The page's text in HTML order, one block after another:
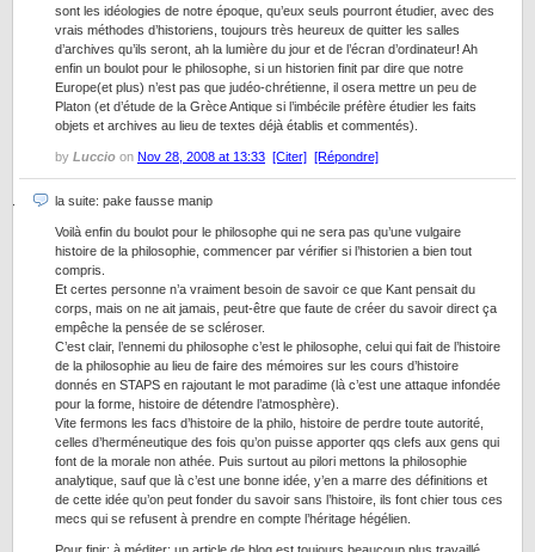
sont les idéologies de notre époque, qu’eux seuls pourront étudier, avec des
vrais méthodes d’historiens, toujours très heureux de quitter les salles
d’archives qu’ils seront, ah la lumière du jour et de l’écran d’ordinateur! Ah
enfin un boulot pour le philosophe, si un historien finit par dire que notre
Europe(et plus) n’est pas que judéo-chrétienne, il osera mettre un peu de
Platon (et d’étude de la Grèce Antique si l’imbécile préfère étudier les faits
objets et archives au lieu de textes déjà établis et commentés).
by Luccio on Nov 28, 2008 at 13:33 [Citer] [Répondre]
la suite: pake fausse manip
Voilà enfin du boulot pour le philosophe qui ne sera pas qu’une vulgaire
histoire de la philosophie, commencer par vérifier si l’historien a bien tout
compris.
Et certes personne n’a vraiment besoin de savoir ce que Kant pensait du
corps, mais on ne ait jamais, peut-être que faute de créer du savoir direct ça
empêche la pensée de se scléroser.
C’est clair, l’ennemi du philosophe c’est le philosophe, celui qui fait de l’histoire
de la philosophie au lieu de faire des mémoires sur les cours d’histoire
donnés en STAPS en rajoutant le mot paradime (là c’est une attaque infondée
pour la forme, histoire de détendre l’atmosphère).
Vite fermons les facs d’histoire de la philo, histoire de perdre toute autorité,
celles d’herméneutique des fois qu’on puisse apporter qqs clefs aux gens qui
font de la morale non athée. Puis surtout au pilori mettons la philosophie
analytique, sauf que là c’est une bonne idée, y’en a marre des définitions et
de cette idée qu’on peut fonder du savoir sans l’histoire, ils font chier tous ces
mecs qui se refusent à prendre en compte l’héritage hégélien.